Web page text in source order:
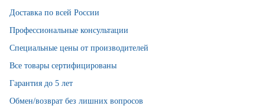
Доставка по всей России
Профессиональные консультации
Специальные цены от производителей
Все товары сертифицированы
Гарантия до 5 лет
Обмен/возврат без лишних вопросов